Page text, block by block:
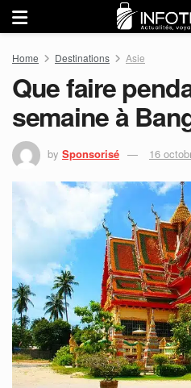
Home Destinations Asie
Que faire
semaine à
by Sponsorisé 16